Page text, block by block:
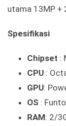
utama 13MP +
Spesifikasi
Chipset :
CPU :
GPU:
OS :
RAM: 2/